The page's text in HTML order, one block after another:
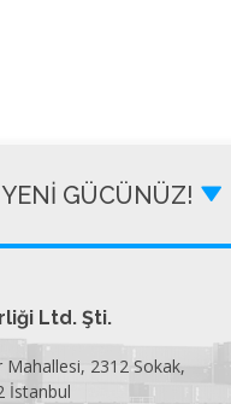
GÜCÜNÜZ!
Ltd. Şti.
2312 Sokak,
İstanbul